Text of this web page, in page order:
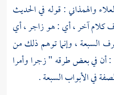
والهمذاني: قوله في الحديث
كلام آخر ، أي : هو زاجر ، أي
السبعة ، وإنما توهم ذلك من
: أن في بعض طرقه " زجرا وأمرا
في الأبواب السبعة .